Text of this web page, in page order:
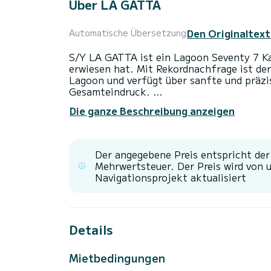
Über LA GATTA
Automatische ÜbersetzungDen
S/Y LA GATTA ist ein Lagoon Seventy 7
erwiesen hat. Mit Rekordnachfrage ist
Lagoon und verfügt über sanfte und
Gesamteindruck.
LA GATTA wurde auf höchstem
Wahl für einen Yachtcharter-Urlaub mit
geräumiges Bordlayout und
Yacht, ideal für jedes Abenteuer auf dem
sich entspannen und all das genießen
ist und einen wunderschönen Heck-
ist auch ideal für Wassersportarten und
Die ganze Beschreibung anzeigen
Der angegebene Preis entspricht
Mehrwertsteuer. Der Preis wird von
Navigationsprojekt aktualisiert
Details
Mietbedingungen